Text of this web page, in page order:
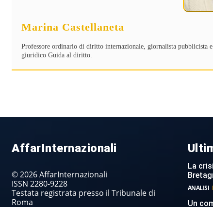
Marina Castellaneta
Professore ordinario di diritto internazionale, giornalista pubblicista
giuridico Guida al diritto.
AffarInternazionali
© 2026 AffarInternazionali
ISSN 2280-9228
Testata registrata presso il Tribunale di
Roma
La
ANALISI
Un